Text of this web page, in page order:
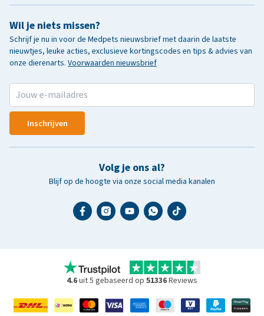
Wil je niets missen?
Schrijf je nu in voor de Medpets nieuwsbrief met daarin de laatste
nieuwtjes, leuke acties, exclusieve kortingscodes en tips & advies van
onze dierenarts. Voorwaarden nieuwsbrief
Inschrijven
Volg je ons al?
Blijf op de hoogte via onze social media kanalen
4.6uit 5 gebaseerd op 51336Reviews